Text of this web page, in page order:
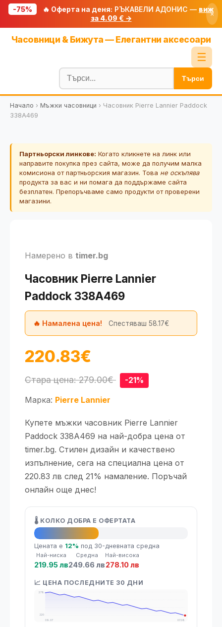
-75% 🔥 Оферта на деня: РЪКАВЕЛИ АДОНИС — виж
за 4.09 € →
×
Часовници & Бижута — Елегантни аксесоари
☰
Блог
🧮 Калкулатори
🔍 Намери продукт
🎟️ Купони
Търси
Начало › Мъжки часовници › Часовник Pierre Lannier Paddock
338A469
Партньорски линкове: Когато кликнете на линк или
направите покупка през сайта, може да получим малка
комисиона от партньорския магазин. Това не оскъпява
продукта за вас и ни помага да поддържаме сайта
безплатен. Препоръчваме само продукти от проверени
магазини.
Намерено в timer.bg
Часовник Pierre Lannier
Paddock 338A469
🔥 Намалена цена! Спестяваш 58.17€
220.83€
Стара цена: 279.00€ -21%
Марка: Pierre Lannier
Купете мъжки часовник Pierre Lannier
Paddock 338A469 на най-добра цена от
timer.bg. Стилен дизайн и качествено
изпълнение, сега на специална цена от
220.83 лв след 21% намаление. Поръчай
онлайн още днес!
🌡️ КОЛКО ДОБРА Е ОФЕРТАТА
👍 Добра оферта
Цената е 12% под 30-дневната средна
Най-ниска
219.95 лв
Средна
249.66 лв
Най-висока
278.10 лв
📈 ЦЕНА ПОСЛЕДНИТЕ 30 ДНИ
278
220
09.07
07.08